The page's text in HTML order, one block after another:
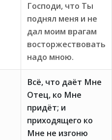
Господи, что Ты
поднял меня и не
дал моим врагам
восторжествовать
надо мною.
Всё, что даёт Мне
Отец, ко Мне
придёт; и
приходящего ко
Мне не изгоню